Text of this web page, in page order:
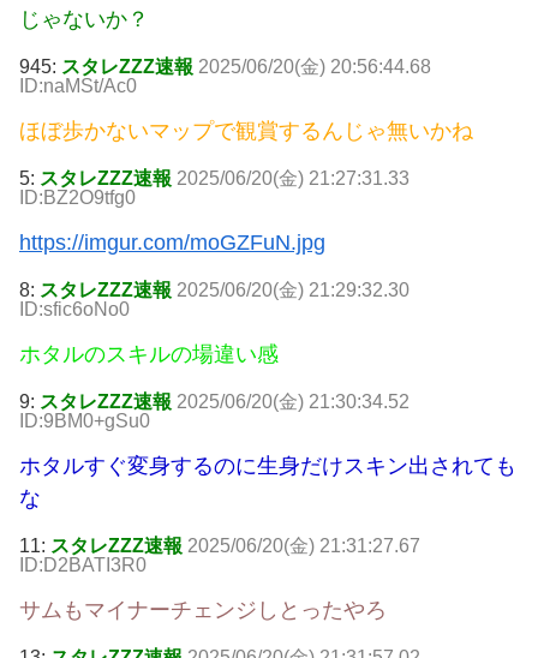
じゃないか？
945: スタレZZZ速報 2025/06/20(金) 20:56:44.68
ID:naMSt/Ac0
ほぼ歩かないマップで観賞するんじゃ無いかね
5: スタレZZZ速報 2025/06/20(金) 21:27:31.33
ID:BZ2O9tfg0
https://imgur.com/moGZFuN.jpg
8: スタレZZZ速報 2025/06/20(金) 21:29:32.30
ID:sfic6oNo0
ホタルのスキルの場違い感
9: スタレZZZ速報 2025/06/20(金) 21:30:34.52
ID:9BM0+gSu0
ホタルすぐ変身するのに生身だけスキン出されても
な
11: スタレZZZ速報 2025/06/20(金) 21:31:27.67
ID:D2BATI3R0
サムもマイナーチェンジしとったやろ